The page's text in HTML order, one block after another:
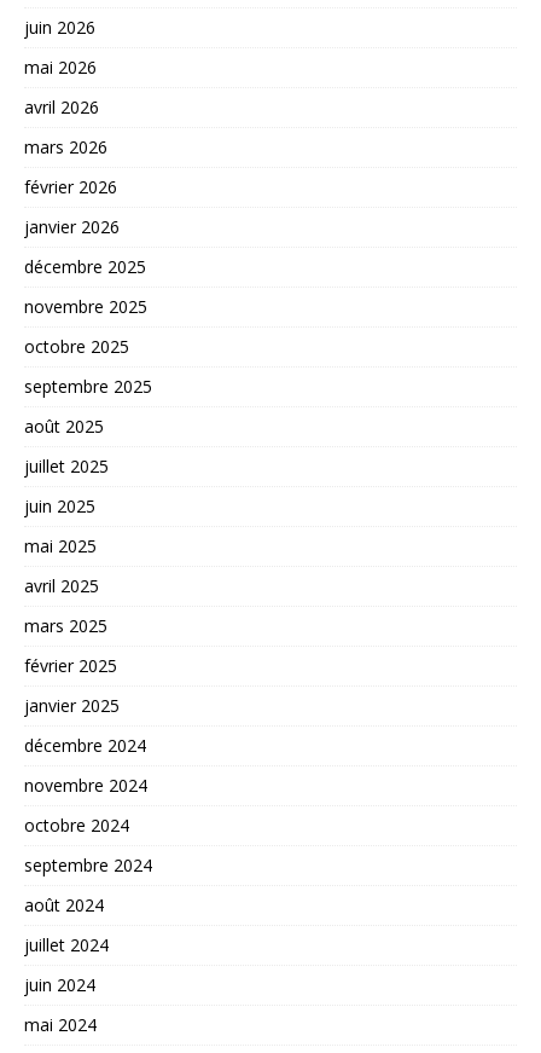
juin 2026
mai 2026
avril 2026
mars 2026
février 2026
janvier 2026
décembre 2025
novembre 2025
octobre 2025
septembre 2025
août 2025
juillet 2025
juin 2025
mai 2025
avril 2025
mars 2025
février 2025
janvier 2025
décembre 2024
novembre 2024
octobre 2024
septembre 2024
août 2024
juillet 2024
juin 2024
mai 2024